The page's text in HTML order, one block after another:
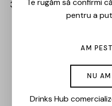
36,00 lei
Te rugăm să confirmi
pentru a
AM
NU
Drinks Hub